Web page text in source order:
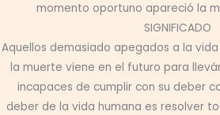
momento oportuno apareció la
SIGNIFICADO
Aquellos demasiado apegados a la
la muerte viene en el futuro para
incapaces de cumplir con su deber
deber de la vida humana es resolver